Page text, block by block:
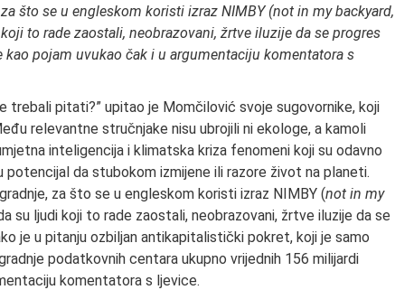
što se u engleskom koristi izraz NIMBY (not in my backyard,
to rade zaostali, neobrazovani, žrtve iluzije da se progres
pojam uvukao čak i u argumentaciju komentatora s
pitati?” upitao je Momčilović svoje sugovornike, koji
relevantne stručnjake nisu ubrojili ni ekologe, a kamoli
inteligencija i klimatska kriza fenomeni koji su odavno
potencijal da stubokom izmijene ili razore život na planeti.
za što se u engleskom koristi izraz NIMBY (not in my
su ljudi koji to rade zaostali, neobrazovani, žrtve iluzije da se
je u pitanju ozbiljan antikapitalistički pokret, koji je samo
podatkovnih centara ukupno vrijednih 156 milijardi
komentatora s ljevice.